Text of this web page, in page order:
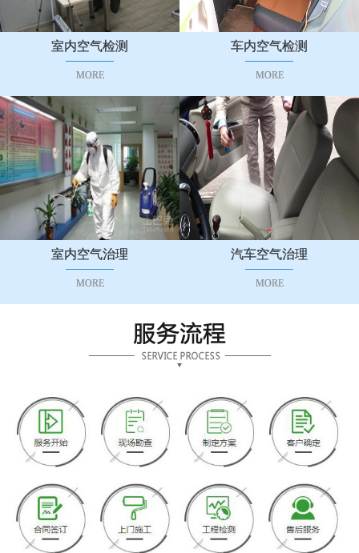
室内空气检测
MORE
车内空气检测
MORE
室内空气治理
MORE
汽车空气治理
MORE